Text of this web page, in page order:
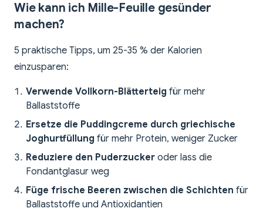
Wie kann ich Mille-Feuille gesünder
machen?
5 praktische Tipps, um 25-35 % der Kalorien
einzusparen:
Verwende Vollkorn-Blätterteig für mehr
Ballaststoffe
Ersetze die Puddingcreme durch griechische
Joghurtfüllung für mehr Protein, weniger Zucker
Reduziere den Puderzucker oder lass die
Fondantglasur weg
Füge frische Beeren zwischen die Schichten für
Ballaststoffe und Antioxidantien